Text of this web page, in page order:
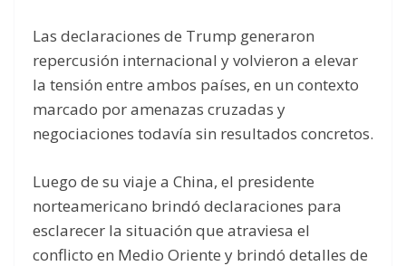
Las declaraciones de Trump generaron
repercusión internacional y volvieron a elevar
la tensión entre ambos países, en un contexto
marcado por amenazas cruzadas y
negociaciones todavía sin resultados concretos.
Luego de su viaje a China, el presidente
norteamericano brindó declaraciones para
esclarecer la situación que atraviesa el
conflicto en Medio Oriente y brindó detalles de